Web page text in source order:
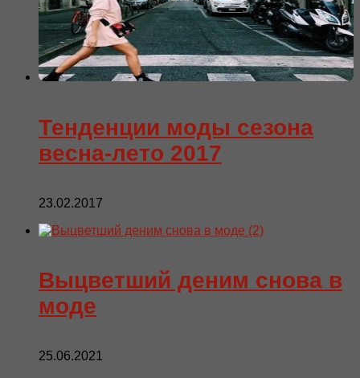
Тенденции моды сезона
весна-лето 2017
23.02.2017
Выцветший деним снова в
моде
25.06.2021